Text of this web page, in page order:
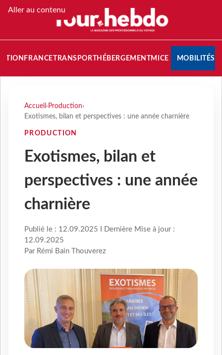
Aller au contenu
FRANCETRANSPORT HÉBERGEMENTMICE MOBILITÉS
Accueil › Production›
Exotismes, bilan et perspectives : une année charnière
PRODUCTION
Exotismes, bilan et
perspectives : une année
charnière
Publié le : 12.09.2025 I Dernière Mise à jour :
12.09.2025
Par Rémi Bain Thouverez